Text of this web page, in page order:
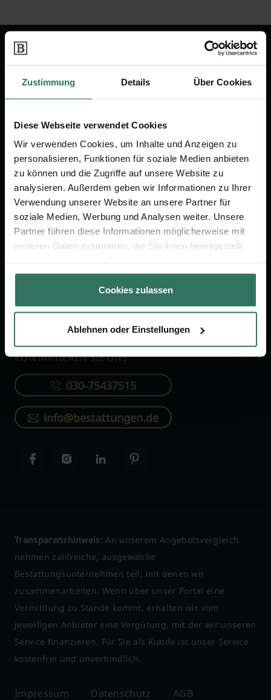
Zustimmung Details Über Cookies
Diese Webseite verwendet Cookies
Wir verwenden Cookies, um Inhalte und Anzeigen zu
personalisieren, Funktionen für soziale Medien anbieten
zu können und die Zugriffe auf unsere Website zu
analysieren. Außerdem geben wir Informationen zu Ihrer
Verwendung unserer Website an unsere Partner für
soziale Medien, Werbung und Analysen weiter. Unsere
Partner führen diese Informationen möglicherweise mit
weiteren Daten zusammen, die Sie ihnen bereitgestellt
gesammelt haben.
Cookies zulassen
Ablehnen oder Einstellungen
Wir sind Ihr Ansprechpartner rund
um das Thema Bestattung &
Vorsorge.
Jetzt beraten lassen
FÜR SIE
Vergleich
Ratgeber
Verzeichnis
FÜR BESTATTER
Online-Portal
Kostenlos registrieren
KONTAKTIEREN SIE UNS
030-75437515
info@bestattungen.de
Transparenzhinweis: An unserem Angebotsvergleich
nehmen zahlreiche, ausgewählte
Bestattungsunternehmen teil, mit denen wir
zusammenarbeiten. Wenn über unser Portal eine
Vermittlung zu Stande kommt, erhalten wir vom
jeweiligen Anbieter eine Vergütung, mit der wir unseren
Service finanzieren. Für Sie als Kunde ist unser Service
kostenfrei und unverbindlich.
Impressum Datenschutz AGB